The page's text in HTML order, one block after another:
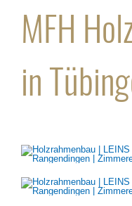
MFH
in